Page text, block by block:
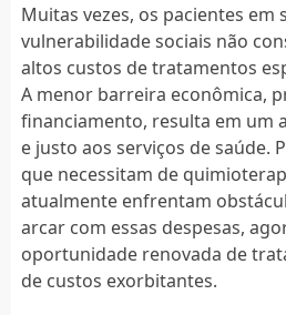
Muitas vezes, os pacientes em
vulnerabilidade sociais não
altos custos de tratamentos
A menor barreira econômica,
financiamento, resulta em um
e justo aos serviços de saúde.
que necessitam de
atualmente enfrentam
arcar com essas despesas,
oportunidade renovada de
de custos exorbitantes.